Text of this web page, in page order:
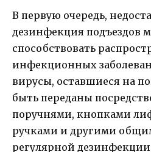
В первую очередь,
дезинфекция подъездов
способствовать
инфекционных
вирусы, оставшиеся на
быть переданы
поручнями, кнопками
ручками и другими
регулярной